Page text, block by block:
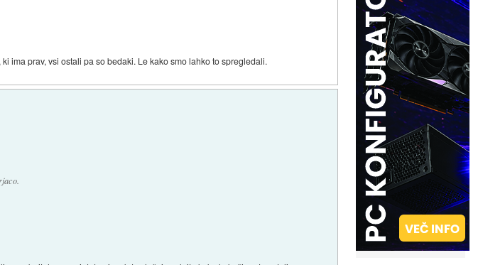
ima prav, vsi ostali pa so bedaki. Le kako smo lahko to spregledali.